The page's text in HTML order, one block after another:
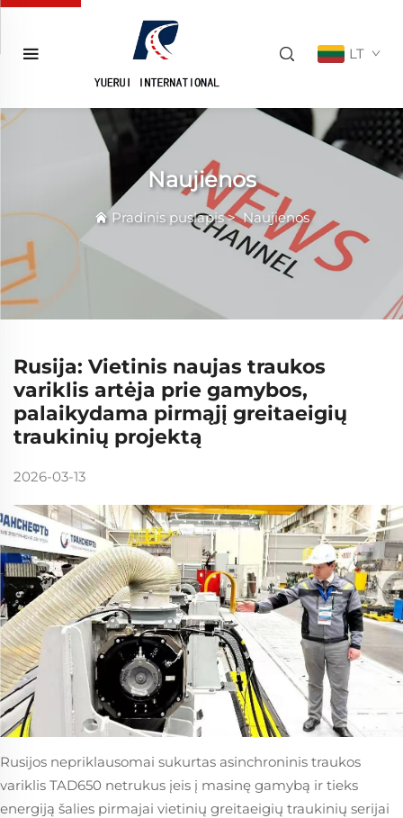
LT
Naujienos
Pradinis puslapis>Naujienos
Rusija: Vietinis naujas traukos
variklis artėja prie gamybos,
palaikydama pirmąjį greitaeigių
traukinių projektą
2026-03-13
Rusijos nepriklausomai sukurtas asinchroninis traukos
variklis TAD650 netrukus įeis į masinę gamybą ir tieks
energiją šalies pirmajai vietinių greitaeigių traukinių serijai